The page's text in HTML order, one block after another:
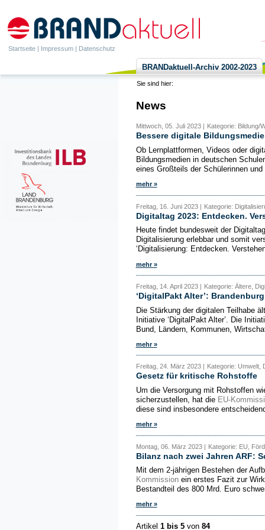
Startseite | Impressum | Datenschutz
BRANDaktuell-Archiv 2002-2023
Sie sind hier:
News
Mittwoch, 05. Juli 2023 | Kategorie: Bildung/
Bessere digitale
Ob Lernplattformen, Videos oder
Bildungsmedien in deutschen
eines Großteils der Schülerinnen
mehr »
Freitag, 16. Juni 2023 | Kategorie:
Digitaltag 2023: Entdecken.
Heute findet bundesweit der
Digitalisierung erlebbar und somit
‘Digitalisierung: Entdecken.
mehr »
Freitag, 14. April 2023 | Kategorie: Ältere,
‘DigitalPakt Alter’:
Die Stärkung der digitalen Teilhabe
Initiative ‘DigitalPakt Alter’. Die
Bund, Ländern, Kommunen,
mehr »
Freitag, 24. März 2023 | Kategorie: Umwelt,
Gesetz für kritische Rohstoffe
Um die Versorgung mit Rohstoffen
sicherzustellen, hat die EU-
diese sind insbesondere
mehr »
Montag, 06. März 2023 | Kategorie: EU,
Bilanz nach zwei Jahren ARF:
Mit dem 2-jährigen Bestehen der
Kommissionein erstes Fazit zur
Bestandteil des 800 Mrd. Euro
mehr »
Artikel 1 bis 5von 84